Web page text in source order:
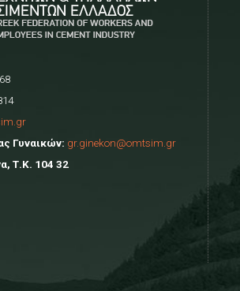
Γυναικών: gr.ginekon@omtsim.gr
Τ.Κ. 104 32